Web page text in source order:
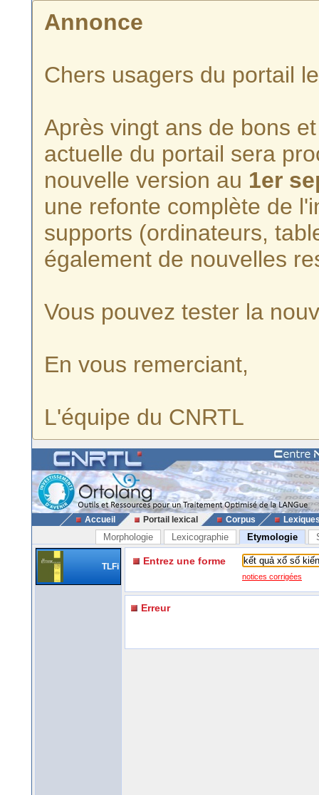
Annonce
Chers usagers du portail
Après vingt ans de bons
actuelle du portail sera
nouvelle version au 1er
une refonte complète de
supports (ordinateurs,
également de nouvelles
Vous pouvez tester la
En vous remerciant,
L'équipe du CNRTL
Accueil Portail lexical Corpus
Morphologie Lexicographie Etymologie
TLFi Entrez une forme
notices corrigées
Erreur